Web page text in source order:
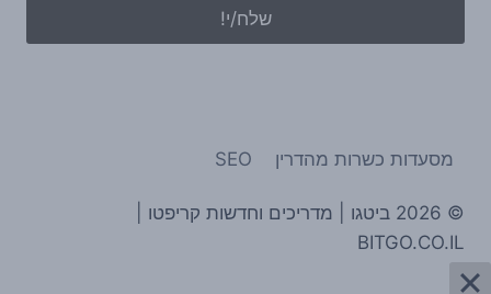
מסעדות כשרות מהדרין SEO
© 2026 ביטגו | מדריכים וחדשות קריפטו |
BITGO.CO.IL